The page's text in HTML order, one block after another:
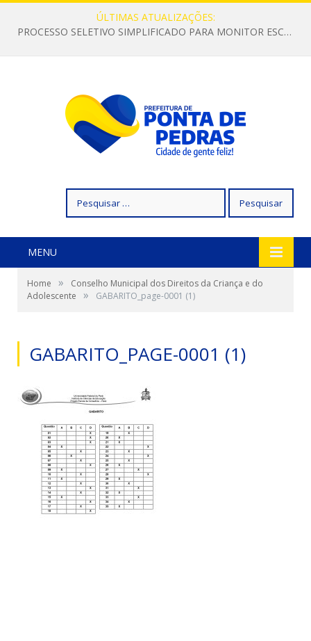
ÚLTIMAS ATUALIZAÇÕES:
PROCESSO SELETIVO SIMPLIFICADO PARA MONITOR ESCOLAR
por:
MENU
Home »
Conselho Municipal dos Direitos da Criança e do
Adolescente
» GABARITO_page-0001 (1)
GABARITO_PAGE-0001 (1)